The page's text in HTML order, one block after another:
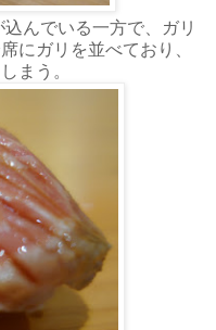
んでいる一方で、ガリ
にガリを並べており、
まう。